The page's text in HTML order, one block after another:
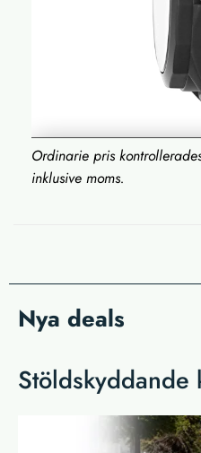
Ordinarie pris
inklusive moms.
Nya deals
Stöldskyddande